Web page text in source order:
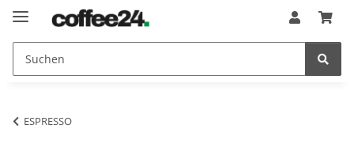
ESPRESSO